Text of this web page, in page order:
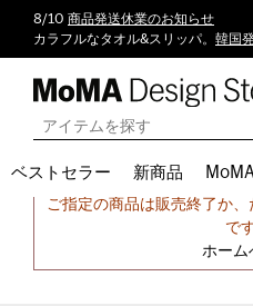
8/10 商品発送休業のお知らせ
カラフルなタオル&スリッパ。 韓国
ベストセラー 新商品申し訳ござ
ご指定の商品は販売終了か
で
ホーム